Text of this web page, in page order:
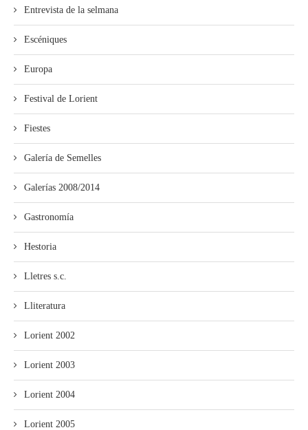
Entrevista de la selmana
Escéniques
Europa
Festival de Lorient
Fiestes
Galería de Semelles
Galerías 2008/2014
Gastronomía
Hestoria
Lletres s.c.
Lliteratura
Lorient 2002
Lorient 2003
Lorient 2004
Lorient 2005